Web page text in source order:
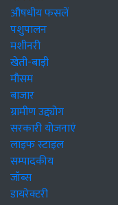
औषधीय फसलें
पशुपालन
मशीनरी
खेती-बाड़ी
मौसम
बाजार
ग्रामीण उद्द्योग
सरकारी योजनाएं
लाइफ स्टाइल
सम्पादकीय
जॉब्स
डायरेक्टरी